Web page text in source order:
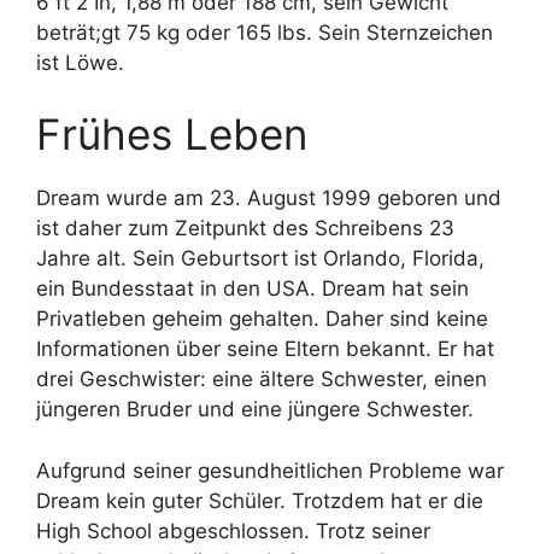
beträt;gt 75 kg oder 165 lbs. Sein Sternzeichen
ist Löwe.
Frühes Leben
Dream wurde am 23. August 1999 geboren und
ist daher zum Zeitpunkt des Schreibens 23
Jahre alt. Sein Geburtsort ist Orlando, Florida,
ein Bundesstaat in den USA. Dream hat sein
Privatleben geheim gehalten. Daher sind keine
Informationen über seine Eltern bekannt. Er hat
drei Geschwister: eine ältere Schwester, einen
jüngeren Bruder und eine jüngere Schwester.
Aufgrund seiner gesundheitlichen Probleme war
Dream kein guter Schüler. Trotzdem hat er die
High School abgeschlossen. Trotz seiner